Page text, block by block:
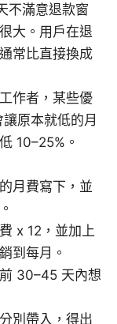
不滿意退款窗
大。用戶在退
常比直接換成
作者，某些優
原本就低的月
10–25%。
月費寫下，並
x 12，並加上
到每月。
30–45 天內想
別帶入，得出